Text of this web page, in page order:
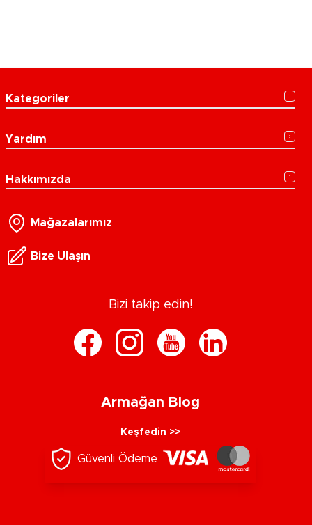
Kategoriler
Yardım
Hakkımızda
Mağazalarımız
Bize Ulaşın
Bizi takip edin!
Armağan Blog
Keşfedin >>
Güvenli Ödeme